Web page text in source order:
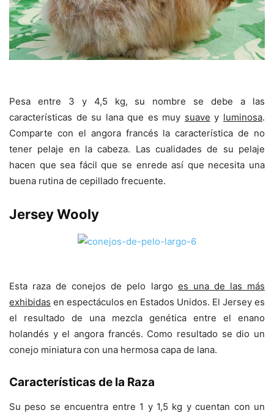
Pesa entre 3 y 4,5 kg, su nombre se debe a las
características de su lana que es muy suave y luminosa.
Comparte con el angora francés la característica de no
tener pelaje en la cabeza. Las cualidades de su pelaje
hacen que sea fácil que se enrede así que necesita una
buena rutina de cepillado frecuente.
Jersey Wooly
Esta raza de conejos de pelo largo es una de las más
exhibidas en espectáculos en Estados Unidos. El Jersey es
el resultado de una mezcla genética entre el enano
holandés y el angora francés. Como resultado se dio un
conejo miniatura con una hermosa capa de lana.
Características de la Raza
Su peso se encuentra entre 1 y 1,5 kg y cuentan con un